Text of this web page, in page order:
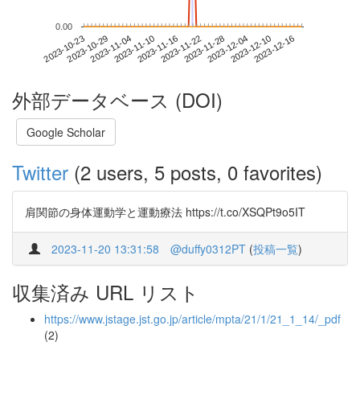
2023-10-232023-10-292023-11-042023-11-102023-11-162023-11-222023-11-282023-12-042023-12-102023-12-16
0.00
外部データベース (DOI)
Google Scholar
Twitter (2 users, 5 posts, 0 favorites)
肩関節の身体運動学と運動療法 https://t.co/XSQPt9o5IT
2023-11-20 13:31:58 @duffy0312PT (投稿一覧)
収集済み URL リスト
https://www.jstage.jst.go.jp/article/mpta/21/1/21_1_14/_pdf
(2)